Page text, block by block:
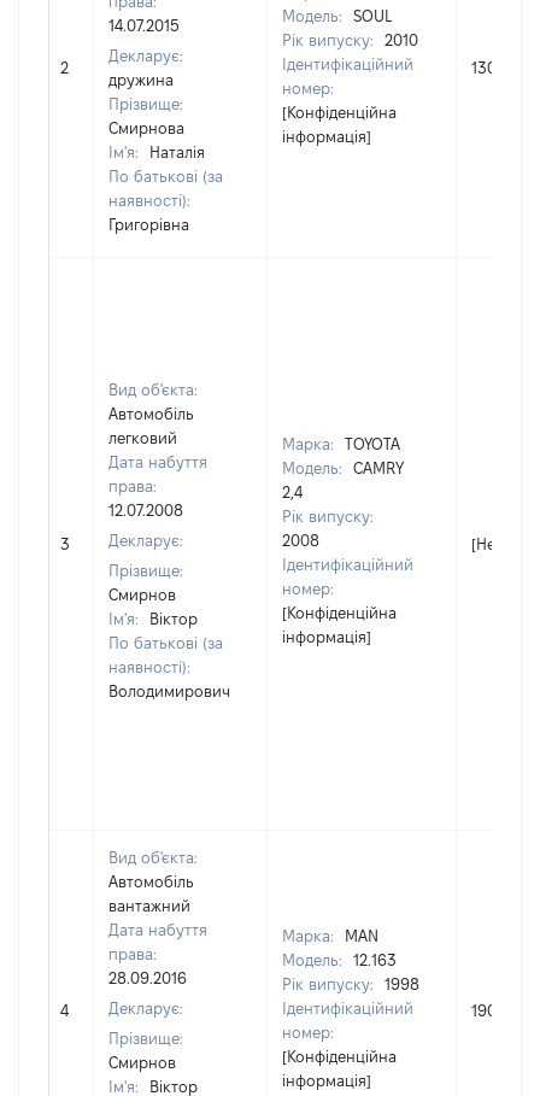
2
14.07.2015
Декларує:
дружина
Прізвище:
Смирнова
Ім'я:
Наталія
По батькові (за
наявності):
Григорівна
Модель:
SOUL
Рік випуску:
2010
Ідентифікаційний
номер:
[Конфіденційна
інформація]
130000
3
Вид об'єкта:
Автомобіль
легковий
Дата набуття
права:
12.07.2008
Декларує:
Прізвище:
Смирнов
Ім'я:
Віктор
По батькові (за
наявності):
Володимирович
Марка:
TOYOTA
Модель:
CAMRY
2,4
Рік випуску:
2008
Ідентифікаційний
номер:
[Конфіденційна
інформація]
[Не
4
Вид об'єкта:
Автомобіль
вантажний
Дата набуття
права:
28.09.2016
Декларує:
Прізвище:
Смирнов
Ім'я:
Віктор
Марка:
MAN
Модель:
12.163
Рік випуску:
1998
Ідентифікаційний
номер:
[Конфіденційна
інформація]
190000